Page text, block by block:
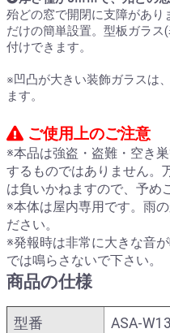
殆どの窓で開閉に支障があり
だけの簡単設置。型板ガラス
付けできます。
※凹凸が大きい装飾ガラスは
ます。
ご使用上のご注意
※本品は強盗・盗難・空き
するものではありません。
は負いかねますので、予め
※本体は屋内専用です。雨
ださい。
※発報時は非常に大きな音
では鳴らさないで下さい。
商品の仕様
型番 ASA-